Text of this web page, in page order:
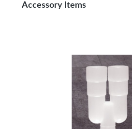
Produktgalerie überspringen
Accessory Items